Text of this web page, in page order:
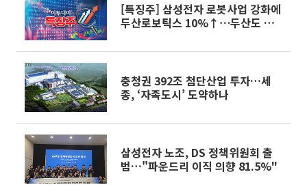
[특징주] 삼성전자 로봇사업 강화에
두산로보틱스 10%↑⋯두산도 급
충청권 392조 첨단산업 투자…세
종, ‘자족도시’ 도약하나
삼성전자 노조, DS 정책위원회 출
범…"파운드리 이직 의향 81.5%"